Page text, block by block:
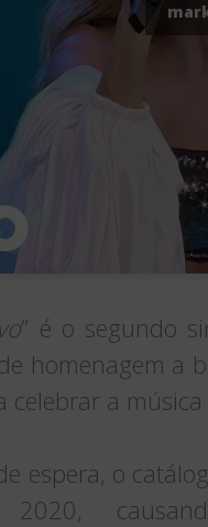
” é o segundo
homenagem a
celebrar a
espera, o